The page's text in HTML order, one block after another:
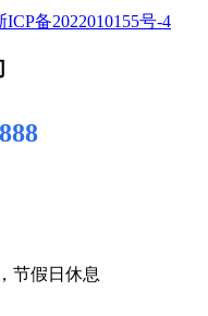
ICP备2022010155号-4
节假日休息